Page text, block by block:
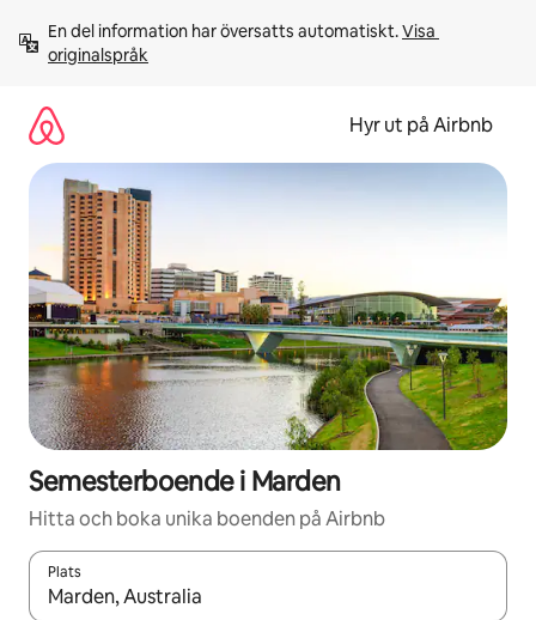
innehåll
En del information har översatts automatiskt. Visa
originalspråk
Hyr ut på Airbnb
Semesterboende i Marden
Hitta och boka unika boenden på Airbnb
Plats
När resultaten är tillgängliga kan du navigera med upp- och